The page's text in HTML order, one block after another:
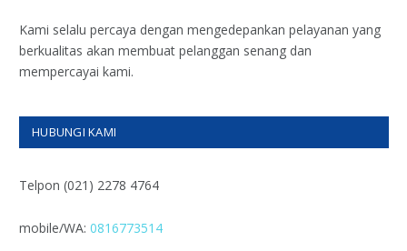
Kami selalu percaya dengan mengedepankan pelayanan yang
berkualitas akan membuat pelanggan senang dan
mempercayai kami.
HUBUNGI KAMI
Telpon (021) 2278 4764
mobile/WA: 0816773514